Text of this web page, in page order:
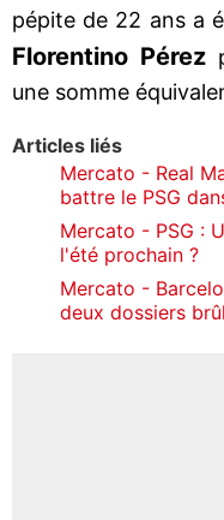
pépite de 22 ans a
Florentino Pérez
une somme
Articles liés
Mercato - Real
battre le PSG
Mercato - PSG :
l'été prochain ?
Mercato -
deux dossiers